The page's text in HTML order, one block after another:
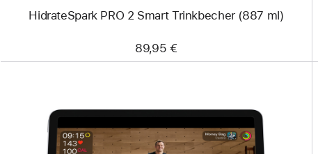
HidrateSpark PRO 2 Smart Trinkbecher (887 ml)
89,95 €